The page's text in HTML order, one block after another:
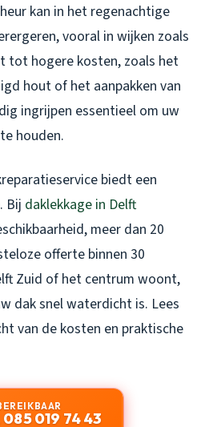
kan in het regenachtige
vooral in wijken zoals
tot hogere kosten, zoals het
hout of het aanpakken van
ingrijpen essentieel om uw
houden.
biedt een
Bij daklekkage in Delft
meer dan 20
offerte binnen 30
Zuid of het centrum woont,
dak snel waterdicht is. Lees
van de kosten en praktische
085 019 74 43